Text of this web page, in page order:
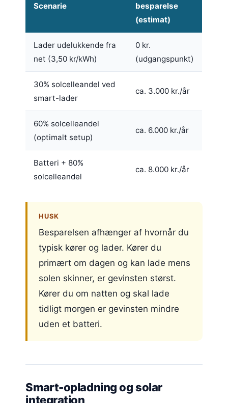
Scenarie
besparelse
(estimat)
Lader udelukkende fra
net (3,50 kr/kWh)
0 kr.
(udgangspunkt)
30% solcelleandel ved
smart-lader
ca. 3.000 kr./år
60% solcelleandel
(optimalt setup)
ca. 6.000 kr./år
Batteri + 80%
solcelleandel
ca. 8.000 kr./år
HUSK
Besparelsen afhænger af hvornår du
typisk kører og lader. Kører du
primært om dagen og kan lade mens
solen skinner, er gevinsten størst.
Kører du om natten og skal lade
tidligt morgen er gevinsten mindre
uden et batteri.
Smart-opladning og solar
integration